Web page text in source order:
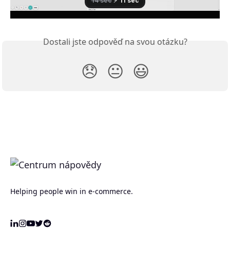
Dostali jste odpověď na svou otázku?
😞 😐 😃
Helping people win in e-commerce.